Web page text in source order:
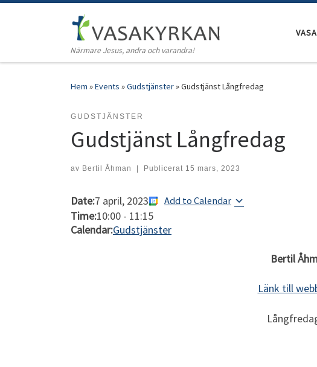
Hoppa till innehåll
Närmare Jesus, andra och varandra!
Hem »Events »Gudstjänster»Gudstjänst Långfredag
GUDSTJÄNSTER
Gudstjänst Långfredag
av Bertil Åhman Publicerat 15 mars, 2023
Date:7 april, 2023 Add to Calendar
Time:10:00 - 11:15
Calendar:Gudstjänster
Bertil
Länk till